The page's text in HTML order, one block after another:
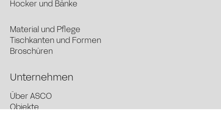
Hocker und Bänke
Material und Pflege
Tischkanten und Formen
Broschüren
Unternehmen
Über ASCO
Objekte